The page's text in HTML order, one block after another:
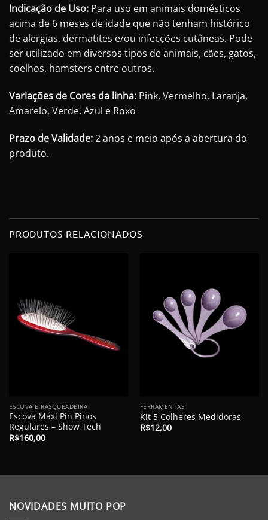
Indicação de Uso: Para uso em animais domésticos
acima de 6 meses de idade que não tenham histórico
de alergias, dermatites e/ou infecções cutâneas. Pode
ser utilizado em diversos tipos de animais, cães, gatos,
coelhos, hamsters entre outros.
Variações de Cores da linha: Pink, Vermelho, Laranja,
Amarelo, Verde, Azul e Roxo
Prazo de Validade:2 anos e meio após a abertura do
produto.
PRODUTOS RELACIONADOS
ESCOVA E RASQUEADEIRA
Escova Maxi Pin Pinos
Regulares – Show Tech
R$160,00
FERRAMENTAS
Kit 5 Colheres Medidoras
R$12,00
NOVIDADES MUITO POP